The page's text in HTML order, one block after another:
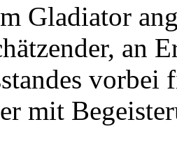
Gladiator
an
mit